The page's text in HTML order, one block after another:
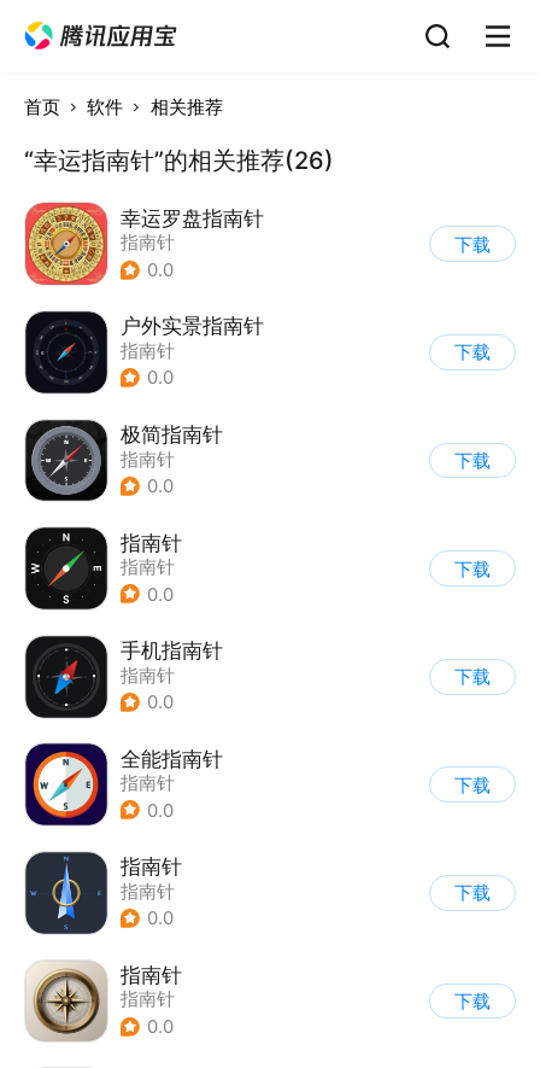
首页 软件 相关推荐
“幸运指南针”的相关推荐(26)
幸运罗盘指南针
指南针
0.0
下载
户外实景指南针
指南针
0.0
下载
极简指南针
指南针
0.0
下载
指南针
指南针
0.0
下载
手机指南针
指南针
0.0
下载
全能指南针
指南针
0.0
下载
指南针
指南针
0.0
下载
指南针
指南针
0.0
下载